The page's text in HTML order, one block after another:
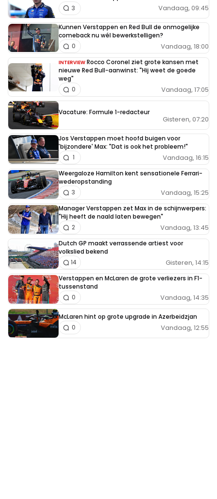
Vandaag, 09:45
3
Kunnen Verstappen en Red Bull de onmogelijke
comeback nu wél bewerkstelligen?
Vandaag, 18:00
0
INTERVIEW Rocco Coronel ziet grote kansen met
nieuwe Red Bull-aanwinst: "Hij weet de goede
weg"
Vandaag, 17:05
0
Vacature: Formule 1-redacteur
Gisteren, 07:20
Jos Verstappen moet hoofd buigen voor
'bijzondere' Max: "Dat is ook het probleem!"
Vandaag, 16:15
1
Weergaloze Hamilton kent sensationele Ferrari-
wederopstanding
Vandaag, 15:25
3
Manager Verstappen zet Max in de schijnwerpers:
"Hij heeft de naald laten bewegen"
Vandaag, 13:45
2
Dutch GP maakt verrassende artiest voor
volkslied bekend
Gisteren, 14:15
14
Verstappen en McLaren de grote verliezers in F1-
tussenstand
Vandaag, 14:35
0
McLaren hint op grote upgrade in Azerbeidzjan
Vandaag, 12:55
0